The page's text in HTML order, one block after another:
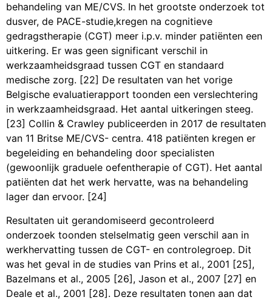
behandeling van ME/CVS. In het grootste onderzoek tot
dusver, de PACE-studie,kregen na cognitieve
gedragstherapie (CGT) meer i.p.v. minder patiënten een
uitkering. Er was geen significant verschil in
werkzaamheidsgraad tussen CGT en standaard
medische zorg. [22] De resultaten van het vorige
Belgische evaluatierapport toonden een verslechtering
in werkzaamheidsgraad. Het aantal uitkeringen steeg.
[23] Collin & Crawley publiceerden in 2017 de resultaten
van 11 Britse ME/CVS- centra. 418 patiënten kregen er
begeleiding en behandeling door specialisten
(gewoonlijk graduele oefentherapie of CGT). Het aantal
patiënten dat het werk hervatte, was na behandeling
lager dan ervoor. [24]
Resultaten uit gerandomiseerd gecontroleerd
onderzoek toonden stelselmatig geen verschil aan in
werkhervatting tussen de CGT- en controlegroep. Dit
was het geval in de studies van Prins et al., 2001 [25],
Bazelmans et al., 2005 [26], Jason et al., 2007 [27] en
Deale et al., 2001 [28]. Deze resultaten tonen aan dat